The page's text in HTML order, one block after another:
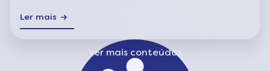
Ler mais
Ver mais conteúdos